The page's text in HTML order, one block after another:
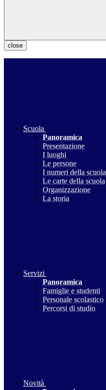
close
Scuola
Panoramica
Presentazione
I luoghi
Le persone
I numeri della scuola
Le carte della scuola
Organizzazione
La storia
Servizi
Panoramica
Famiglie e studenti
Personale scolastico
Percorsi di studio
Novità